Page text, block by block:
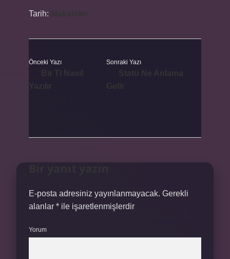
Tarih:
Önceki Yazı Sonraki Yazı
E-posta adresiniz yayınlanmayacak. Gerekli
alanlar * ile işaretlenmişlerdir
Yorum